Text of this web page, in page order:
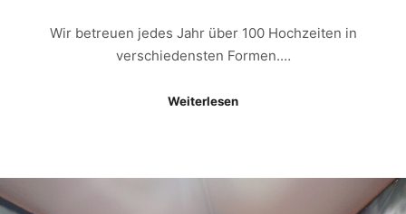
Wir betreuen jedes Jahr über 100 Hochzeiten in
verschiedensten Formen.…
Weiterlesen